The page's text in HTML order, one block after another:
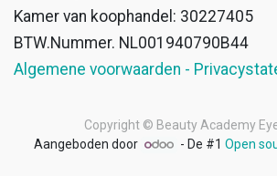
Kamer van koophandel: 30227405
BTW.Nummer. NL001940790B44
Algemene voorwaarden -
Copyright © Beauty Academy
Aangeboden door
- De #1Open